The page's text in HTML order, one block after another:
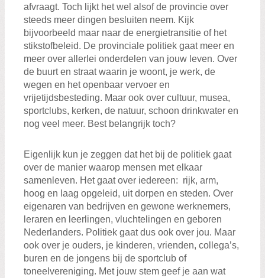
Democratie in verandering
Zoeken:
Zoeken
afvraagt. Toch lijkt het wel alsof de provincie over
steeds meer dingen besluiten neem. Kijk
bijvoorbeeld maar naar de energietransitie of het
stikstofbeleid. De provinciale politiek gaat meer en
meer over allerlei onderdelen van jouw leven. Over
de buurt en straat waarin je woont, je werk, de
wegen en het openbaar vervoer en
vrijetijdsbesteding. Maar ook over cultuur, musea,
sportclubs, kerken, de natuur, schoon drinkwater en
nog veel meer. Best belangrijk toch?
Eigenlijk kun je zeggen dat het bij de politiek gaat
over de manier waarop mensen met elkaar
samenleven. Het gaat over iedereen: rijk, arm,
hoog en laag opgeleid, uit dorpen en steden. Over
eigenaren van bedrijven en gewone werknemers,
leraren en leerlingen, vluchtelingen en geboren
Nederlanders. Politiek gaat dus ook over jou. Maar
ook over je ouders, je kinderen, vrienden, collega’s,
buren en de jongens bij de sportclub of
toneelvereniging. Met jouw stem geef je aan wat